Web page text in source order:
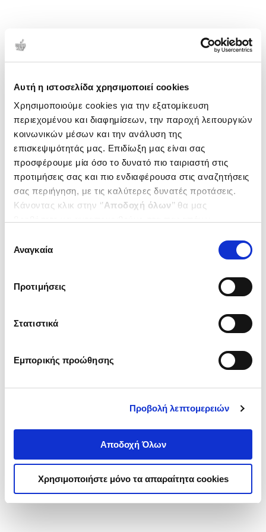
Αυτή η ιστοσελίδα χρησιμοποιεί cookies
Χρησιμοποιούμε cookies για την εξατομίκευση
περιεχομένου και διαφημίσεων, την παροχή λειτουργιών
κοινωνικών μέσων και την ανάλυση της
επισκεψιμότητάς μας. Επιδίωξη μας είναι σας
προσφέρουμε μία όσο το δυνατό πιο ταιριαστή στις
προτιμήσεις σας και πιο ενδιαφέρουσα στις αναζητήσεις
σας περιήγηση, με τις καλύτερες δυνατές προτάσεις.
Κάνοντας κλικ στην ‘’Αποδοχή όλων’’ θα μας
ενδιαφέρουν και να επιλέξετε από τα παρακάτω με την
΄΄και να ενημερωθείτε σχετικά με
συγκατάθεσης
Αναγκαία
Προτιμήσεις
Στατιστικά
Εμπορικής προώθησης
Προβολή λεπτομερειών
Αποδοχή Όλων
Χρησιμοποιήστε μόνο τα απαραίτητα cookies